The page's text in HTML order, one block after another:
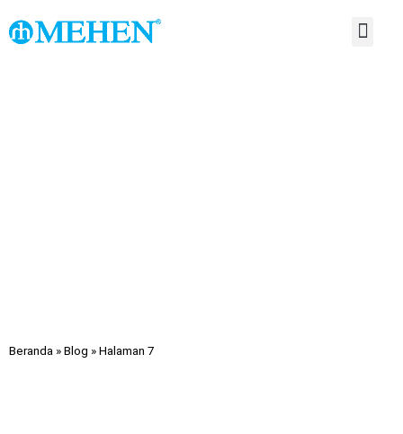
Beranda »Blog »Halaman 7